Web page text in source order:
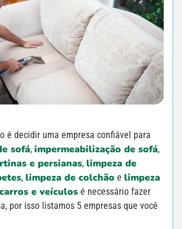
é decidir uma empresa confiável para
sofá, impermeabilização de sofá,
e persianas, limpeza de
, limpeza de colchão e limpeza
e veículos é necessário fazer
por isso listamos 5 empresas que você